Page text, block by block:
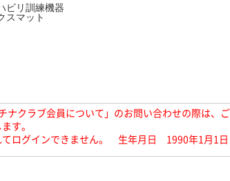
チナクラブ会員について」のお問い合わせの際は、
す。
てログインできません。 生年月日 1990年1月1日